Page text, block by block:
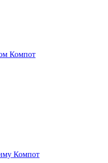
Компот
Компот